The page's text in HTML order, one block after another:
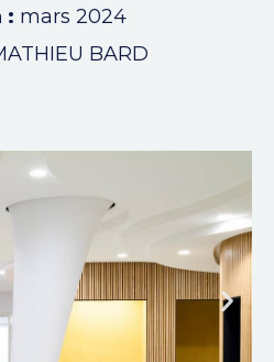
: mars 2024
BARD